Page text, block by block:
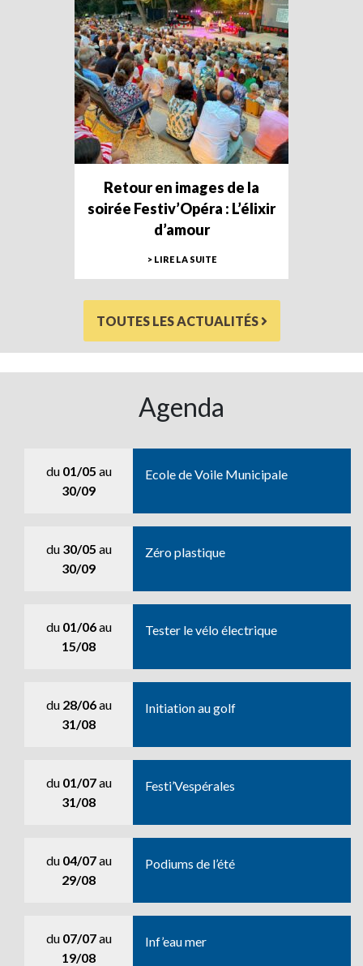
Retour en images de la
soirée Festiv’Opéra : L’élixir
d’amour
> LIRE LA SUITE
TOUTES LES ACTUALITÉS
Agenda
du 01/05 au
30/09
Ecole de Voile Municipale
du 30/05 au
30/09
Zéro plastique
du 01/06au
15/08
Tester le vélo électrique
du 28/06au
31/08
Initiation au golf
du 01/07au
31/08
Festi’Vespérales
du 04/07au
29/08
Podiums de l’été
du 07/07au
19/08
Inf’eau mer